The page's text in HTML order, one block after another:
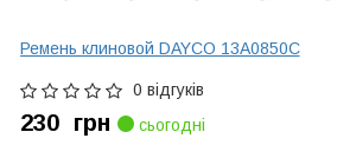
Ремень клиновой DAYCO 13A0850C
0 відгуків
230 грн
сьогодні